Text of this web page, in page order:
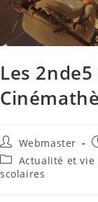
Les
Webmaster
Actualité et vie
scolaires